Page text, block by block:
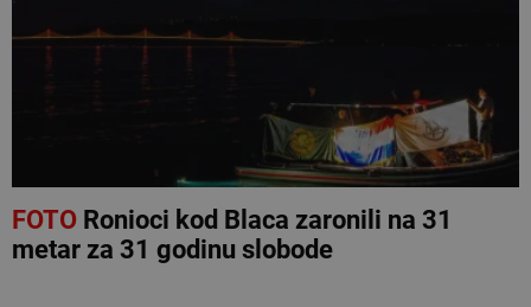
FOTORonioci kod Blaca zaronili na 31
metar za 31 godinu slobode